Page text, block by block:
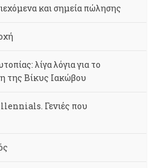
και σημεία πώλησης
λίγα λόγια για το
της Βίκυς Ιακώβου
Γενιές που